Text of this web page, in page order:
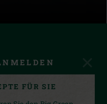
FÜR SIE